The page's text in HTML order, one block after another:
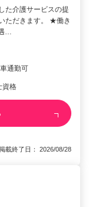
た介護サービスの提
ただきます。 ★働き
…
通勤可
資格
終了日： 2026/08/28